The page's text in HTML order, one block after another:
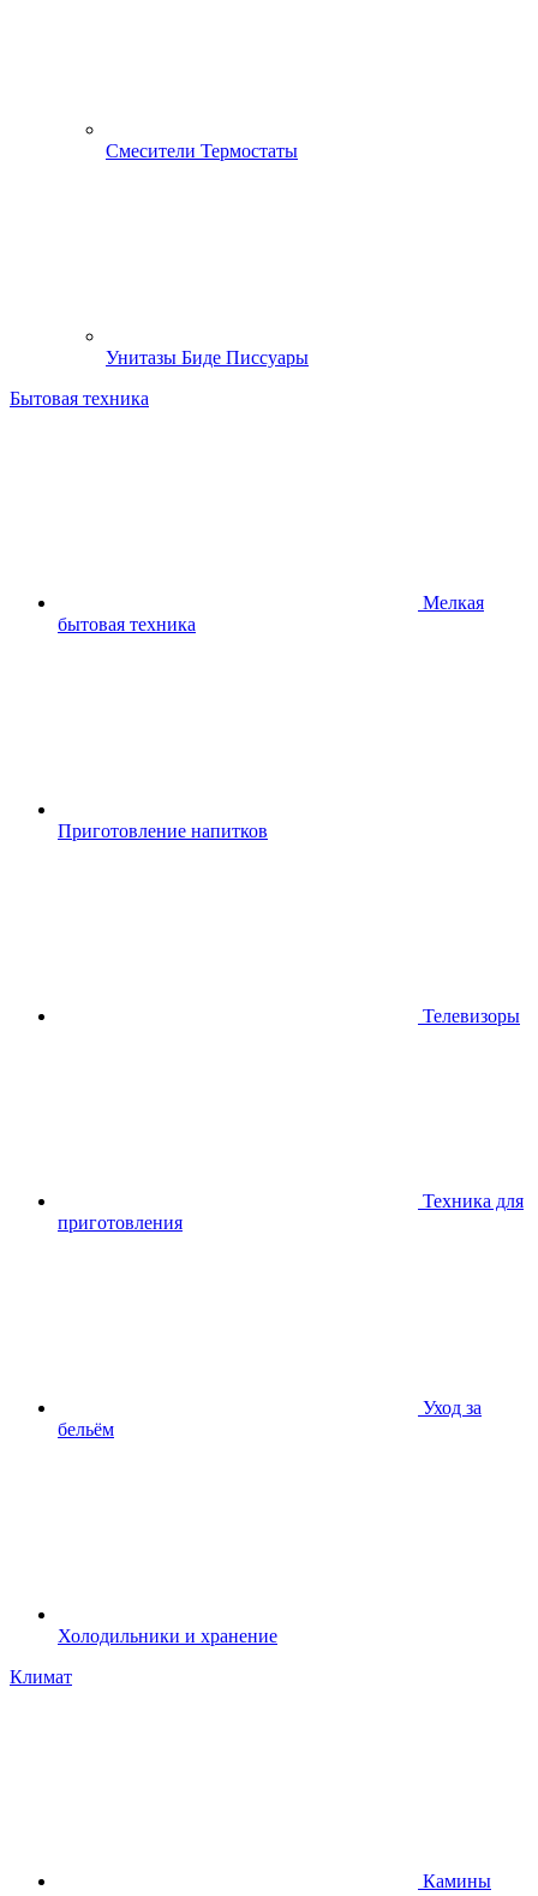
Смесители Термостаты
Унитазы Биде Писсуары
Бытовая техника
Мелкая
бытовая техника
Приготовление напитков
Телевизоры
Техника для
приготовления
Уход за
бельём
Холодильники и хранение
Климат
Камины